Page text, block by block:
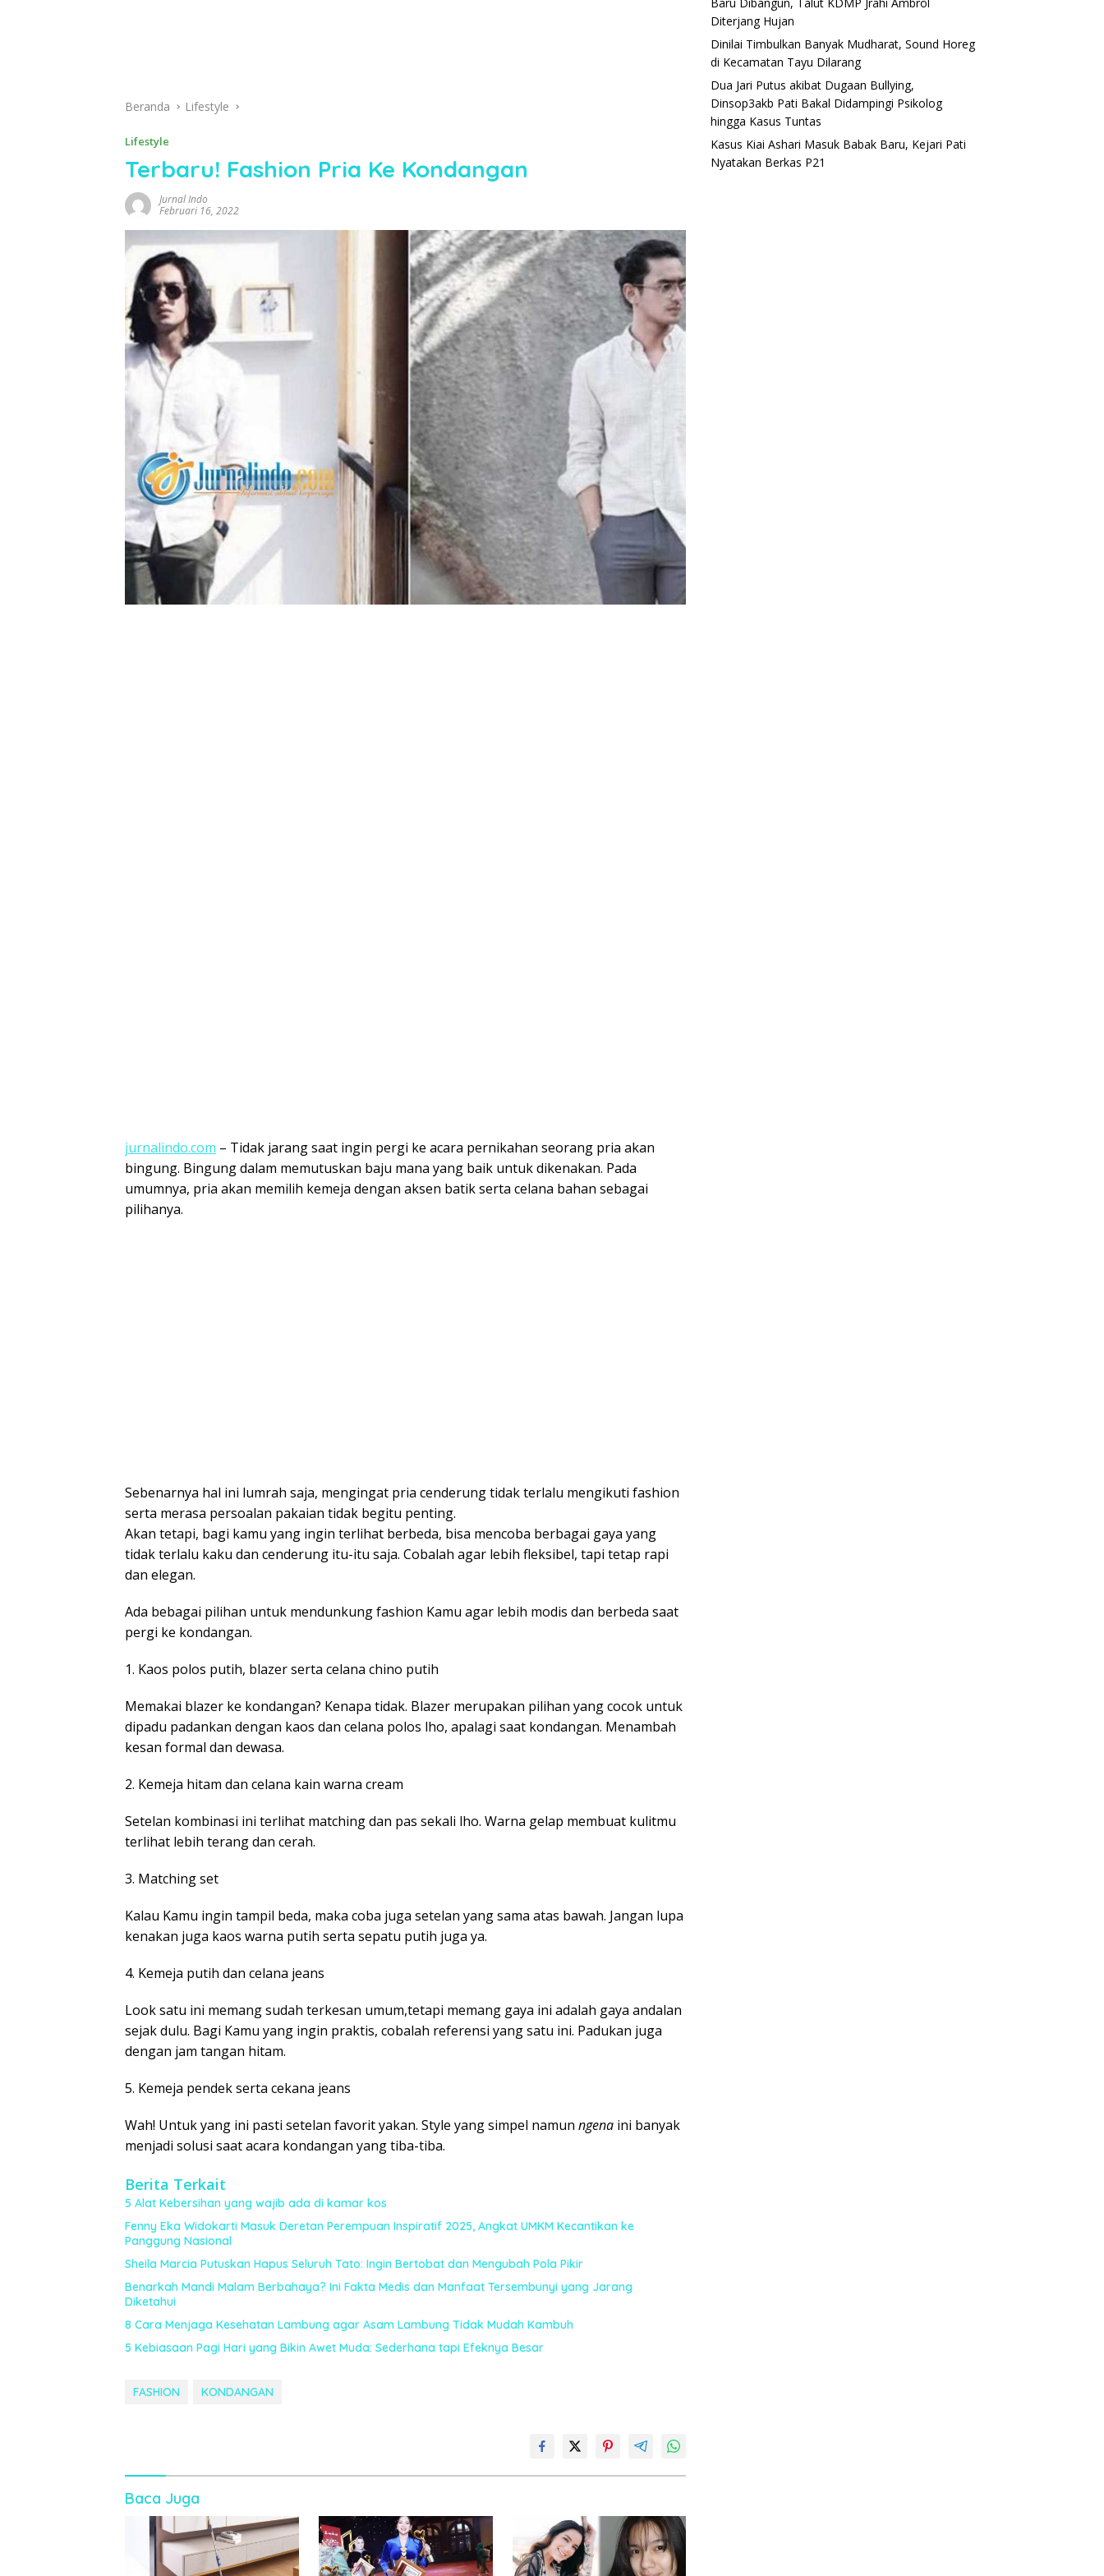
Beranda Lifestyle
Lifestyle
Terbaru! Fashion Pria Ke Kondangan
Jurnal Indo
Februari 16, 2022
jurnalindo.com – Tidak jarang saat ingin pergi ke acara pernikahan seorang pria akan
bingung. Bingung dalam memutuskan baju mana yang baik untuk dikenakan. Pada
umumnya, pria akan memilih kemeja dengan aksen batik serta celana bahan sebagai
pilihanya.
Sebenarnya hal ini lumrah saja, mengingat pria cenderung tidak terlalu mengikuti fashion
serta merasa persoalan pakaian tidak begitu penting.
Akan tetapi, bagi kamu yang ingin terlihat berbeda, bisa mencoba berbagai gaya yang
tidak terlalu kaku dan cenderung itu-itu saja. Cobalah agar lebih fleksibel, tapi tetap rapi
dan elegan.
Ada bebagai pilihan untuk mendunkung fashion Kamu agar lebih modis dan berbeda saat
pergi ke kondangan.
1. Kaos polos putih, blazer serta celana chino putih
Memakai blazer ke kondangan? Kenapa tidak. Blazer merupakan pilihan yang cocok untuk
dipadu padankan dengan kaos dan celana polos lho, apalagi saat kondangan. Menambah
kesan formal dan dewasa.
2. Kemeja hitam dan celana kain warna cream
Setelan kombinasi ini terlihat matching dan pas sekali lho. Warna gelap membuat kulitmu
terlihat lebih terang dan cerah.
3. Matching set
Kalau Kamu ingin tampil beda, maka coba juga setelan yang sama atas bawah. Jangan lupa
kenakan juga kaos warna putih serta sepatu putih juga ya.
4. Kemeja putih dan celana jeans
Look satu ini memang sudah terkesan umum,tetapi memang gaya ini adalah gaya andalan
sejak dulu. Bagi Kamu yang ingin praktis, cobalah referensi yang satu ini. Padukan juga
dengan jam tangan hitam.
5. Kemeja pendek serta cekana jeans
Wah! Untuk yang ini pasti setelan favorit yakan. Style yang simpel namun ngena ini banyak
menjadi solusi saat acara kondangan yang tiba-tiba.
Berita Terkait
5 Alat Kebersihan yang wajib ada di kamar kos
Fenny Eka Widokarti Masuk Deretan Perempuan Inspiratif 2025, Angkat UMKM Kecantikan ke
Panggung Nasional
Sheila Marcia Putuskan Hapus Seluruh Tato: Ingin Bertobat dan Mengubah Pola Pikir
Benarkah Mandi Malam Berbahaya? Ini Fakta Medis dan Manfaat Tersembunyi yang Jarang
Diketahui
8 Cara Menjaga Kesehatan Lambung agar Asam Lambung Tidak Mudah Kambuh
5 Kebiasaan Pagi Hari yang Bikin Awet Muda: Sederhana tapi Efeknya Besar
FASHION KONDANGAN
Baca Juga
Diterjang Hujan
Dinilai Timbulkan Banyak Mudharat, Sound Horeg
di Kecamatan Tayu Dilarang
Dua Jari Putus akibat Dugaan Bullying,
Dinsop3akb Pati Bakal Didampingi Psikolog
hingga Kasus Tuntas
Kasus Kiai Ashari Masuk Babak Baru, Kejari Pati
Nyatakan Berkas P21